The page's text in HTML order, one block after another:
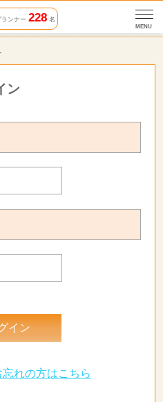
ランナー228 名
MENU
ン
れの方はこちら